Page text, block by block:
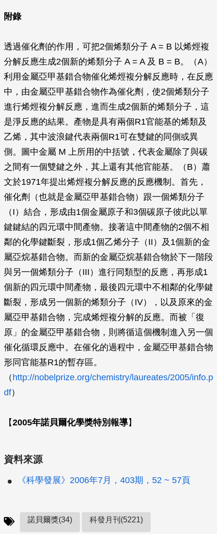
附錄
透過催化劑的作用，可把2個烯類分子 A = B 以烯烴複
分解反應生成2個新的烯類分子 A = A 及 B = B。（A）
利用金屬亞甲基錯合物催化烯烴複分解反應時，在反應
中，由金屬亞甲基錯合物作為催化劑，使2個烯類分子
進行烯烴複分解反應，進而生成2個新的烯類分子，這
是淨反應的結果。產物是具有兩個R1官能基的烯類及
乙烯，其中波浪鍵代表兩個R1可在雙鍵的同側或異
側。圖中金屬 M 上所用的中括號，代表金屬除了與碳
之間有一個雙鍵之外，其上還有其他官能基。（B）蕭
文於1971年提出烯烴複分解反應的反應機制。首先，
催化劑（也就是金屬亞甲基錯合物）跟一個烯類分子
（I）結合，形成由1個金屬原子和3個碳原子彼此以單
鍵鍵結的四元環中間產物。接著這中間產物的2個不相
鄰的化學鍵斷裂，形成1個乙烯分子（II）及1個新的金
屬亞烷基錯合物。而新的金屬亞烷基錯合物於下一階段
與另一個烯類分子（III）進行同類型的反應，再形成1
個新的四元環中間產物，最後四元環中不相鄰的化學鍵
斷裂，形成另一個新的烯類分子（IV），以及原來的金
屬亞甲基錯合物，完成烯烴複分解的反應。而被「復
原」的金屬亞甲基錯合物，則將循這個機制進入另一個
催化循環反應中。在催化的過程中，金屬亞甲基錯合物
形同官能基R1的暫存區。
（ http://nobelprize.org/chemistry/laureates/2005/info.p
df）
【2005年諾貝爾化學獎特別報導】
資料來源
《科學發展》2006年7月，403期，52 ~ 57頁
諾貝爾獎(34) 科發月刊(5221)